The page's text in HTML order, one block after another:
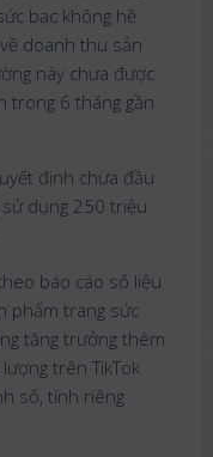
bạc không hề
doanh thu sản
này chưa được
trong 6 tháng gần
định chưa đầu
dụng 250 triệu
báo cáo số liệu
phẩm trang sức
tăng trưởng thêm
trên TikTok
số, tính riêng